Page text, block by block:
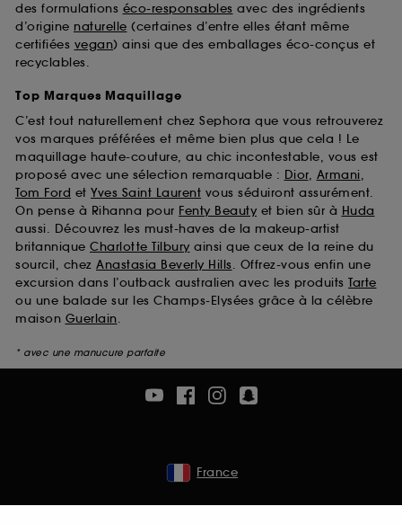
des formulations éco-responsables avec des ingrédients
d’origine naturelle (certaines d’entre elles étant même
certifiées vegan) ainsi que des emballages éco-conçus et
recyclables.
Top Marques Maquillage
C’est tout naturellement chez Sephora que vous retrouverez
vos marques préférées et même bien plus que cela ! Le
maquillage haute-couture, au chic incontestable, vous est
proposé avec une sélection remarquable : Dior, Armani,
Tom Ford et Yves Saint Laurent vous séduiront assurément.
On pense à Rihanna pour Fenty Beauty et bien sûr à Huda
aussi. Découvrez les must-haves de la makeup-artist
britannique Charlotte Tilbury ainsi que ceux de la reine du
sourcil, chez Anastasia Beverly Hills. Offrez-vous enfin une
excursion dans l’outback australien avec les produits Tarte
ou une balade sur les Champs-Elysées grâce à la célèbre
maison Guerlain.
* avec une manucure parfaite
France